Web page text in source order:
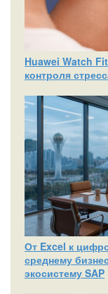
Huawei Watch
контроля
От Excel к
среднему
экосистему SAP